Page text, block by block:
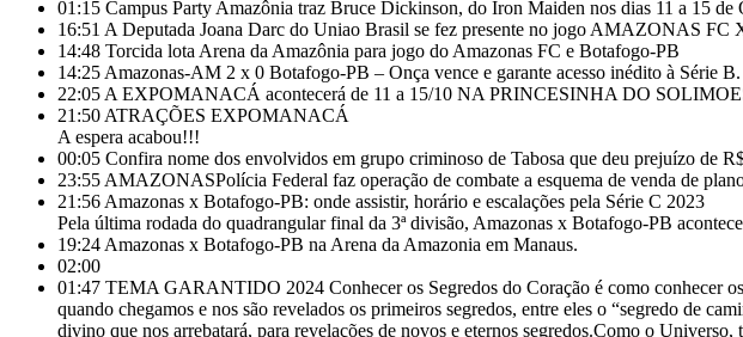
01:15 Campus Party Amazônia traz Bruce Dickinson, do Iron Maiden nos dias 11 a 15 de
16:51 A Deputada Joana Darc do Uniao Brasil se fez presente no jogo AMAZONAS
14:48 Torcida lota Arena da Amazônia para jogo do Amazonas FC e Botafogo-PB
14:25 Amazonas-AM 2 x 0 Botafogo-PB – Onça vence e garante acesso inédito à Série B.
22:05 A EXPOMANACÁ acontecerá de 11 a 15/10 NA PRINCESINHA DO
21:50 ATRAÇÕES EXPOMANACÁ
A espera acabou!!!
00:05 Confira nome dos envolvidos em grupo criminoso de Tabosa que deu prejuízo de
23:55 AMAZONASPolícia Federal faz operação de combate a esquema de venda de
21:56 Amazonas x Botafogo-PB: onde assistir, horário e escalações pela Série C 2023
Pela última rodada do quadrangular final da 3ª divisão, Amazonas x Botafogo-PB
19:24 Amazonas x Botafogo-PB na Arena da Amazonia em Manaus.
02:00
01:47 TEMA GARANTIDO 2024 Conhecer os Segredos do Coração é como conhecer
quando chegamos e nos são revelados os primeiros segredos, entre eles o “segredo de
divino que nos arrebatará, para revelações de novos e eternos segredos.Como o